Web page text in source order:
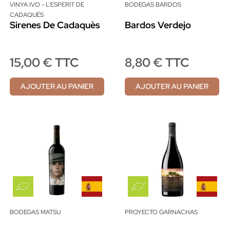
VINYA IVO - L’ESPERIT DE
CADAQUÉS
Sirenes De Cadaquès
15,00 € TTC
AJOUTER AU PANIER
BODEGAS BARDOS
Bardos Verdejo
8,80 € TTC
AJOUTER AU PANIER
BODEGAS MATSU PROYECTO GARNACHAS